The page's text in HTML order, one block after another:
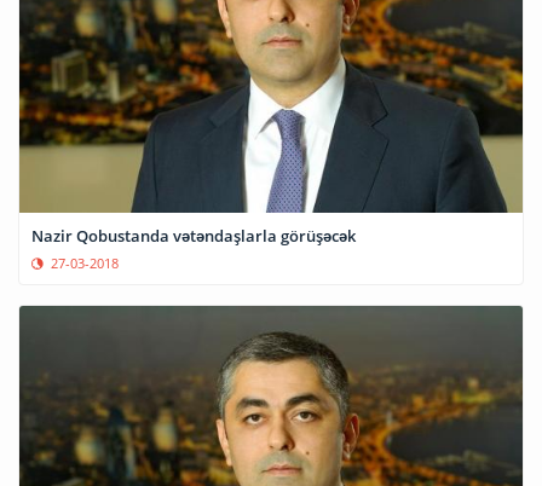
Nazir Qobustanda vətəndaşlarla görüşəcək
27-03-2018